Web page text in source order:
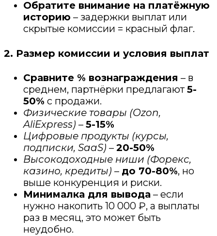
Обратите внимание на платёжную
историю – задержки выплат или
скрытые комиссии = красный флаг.
2. Размер комиссии и условия выплат
Сравните % вознаграждения – в
среднем, партнёрки предлагают5-
50% с продажи.
Физические товары (Ozon,
AliExpress) – 5-15%
Цифровые продукты (курсы,
подписки, SaaS) – 20-50%
Высокодоходные ниши (Форекс,
казино, кредиты) – до 70-80%, но
выше конкуренция и риски.
Минималка для вывода – если
нужно накопить 10 000 ₽, а выплаты
раз в месяц, это может быть
неудобно.